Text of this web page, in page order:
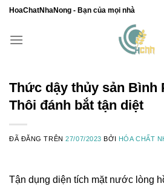
Chuyển
nội
HoaChatNhaNong - Bạn của mọi nhà
Thức dậy thủy sản Bình
Thôi đánh bắt tận diệt
ĐÃ ĐĂNG TRÊN27/07/2023 BỞI HÓA CHẤT
Tận dụng diện tích mặt nước lòng